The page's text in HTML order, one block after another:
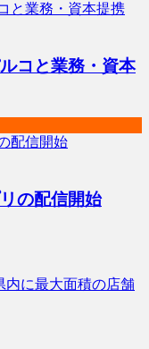
コと業務・資本
の配信開始